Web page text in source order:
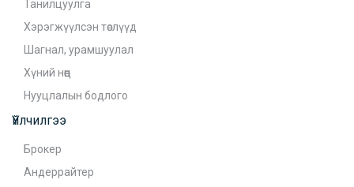
Танилцуулга
Хэрэгжүүлсэн төслүүд
Шагнал, урамшуулал
Хүний нөөц
Нууцлалын бодлого
Үйлчилгээ
Брокер
Андеррайтер